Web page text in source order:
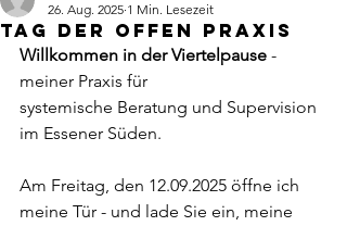
Tag der offen Praxis
26. Aug. 2025 1 Min. Lesezeit
Willkommen in der Viertelpause -
meiner Praxis für
systemische Beratung und Supervision
im Essener Süden.
Am Freitag, den 12.09.2025 öffne ich
meine Tür - und lade Sie ein, meine